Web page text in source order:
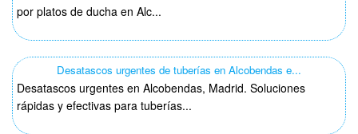
por platos de ducha en Alc...
Desatascos urgentes de tuberías en Alcobendas e...
Desatascos urgentes en Alcobendas, Madrid. Soluciones
rápidas y efectivas para tuberías...